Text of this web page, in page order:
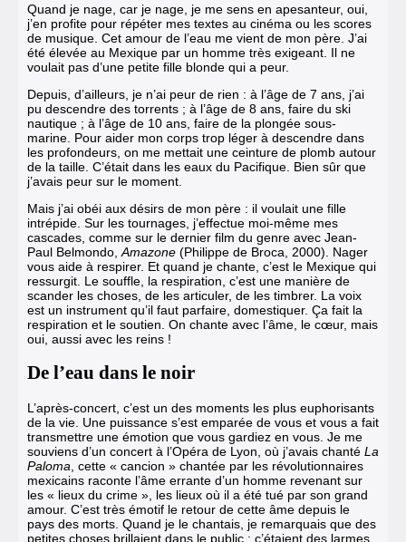
Quand je nage, car je nage, je me sens en apesanteur, oui,
j’en profite pour répéter mes textes au cinéma ou les scores
de musique. Cet amour de l’eau me vient de mon père. J’ai
été élevée au Mexique par un homme très exigeant. Il ne
voulait pas d’une petite fille blonde qui a peur.
Depuis, d’ailleurs, je n’ai peur de rien : à l’âge de 7 ans, j’ai
pu descendre des torrents ; à l’âge de 8 ans, faire du ski
nautique ; à l’âge de 10 ans, faire de la plongée sous-
marine. Pour aider mon corps trop léger à descendre dans
les profondeurs, on me mettait une ceinture de plomb autour
de la taille. C’était dans les eaux du Pacifique. Bien sûr que
j’avais peur sur le moment.
Mais j’ai obéi aux désirs de mon père : il voulait une fille
intrépide. Sur les tournages, j’effectue moi-même mes
cascades, comme sur le dernier film du genre avec Jean-
Paul Belmondo, Amazone (Philippe de Broca, 2000). Nager
vous aide à respirer. Et quand je chante, c’est le Mexique qui
ressurgit. Le souffle, la respiration, c’est une manière de
scander les choses, de les articuler, de les timbrer. La voix
est un instrument qu’il faut parfaire, domestiquer. Ça fait la
respiration et le soutien. On chante avec l’âme, le cœur, mais
oui, aussi avec les reins !
De l’eau dans le noir
L’après-concert, c’est un des moments les plus euphorisants
de la vie. Une puissance s’est emparée de vous et vous a fait
transmettre une émotion que vous gardiez en vous. Je me
souviens d’un concert à l’Opéra de Lyon, où j’avais chanté La
Paloma , cette « cancion » chantée par les révolutionnaires
mexicains raconte l’âme errante d’un homme revenant sur
les « lieux du crime », les lieux où il a été tué par son grand
amour. C’est très émotif le retour de cette âme depuis le
pays des morts. Quand je le chantais, je remarquais que des
petites choses brillaient dans le public ; c’étaient des larmes.